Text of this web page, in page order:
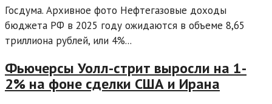
Госдума. Архивное фото Нефтегазовые доходы
бюджета РФ в 2025 году ожидаются в объеме 8,65
триллиона рублей, или 4%...
Фьючерсы Уолл-стрит выросли на 1-
2% на фоне сделки США и Ирана